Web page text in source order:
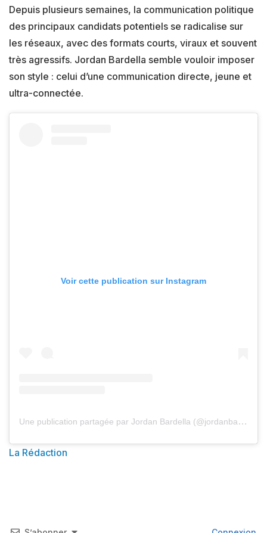
Depuis plusieurs semaines, la communication politique
des principaux candidats potentiels se radicalise sur
les réseaux, avec des formats courts, viraux et souvent
très agressifs. Jordan Bardella semble vouloir imposer
son style : celui d’une communication directe, jeune et
ultra-connectée.
Voir cette publication sur Instagram
Une publication partagée par Jordan Bardella (@jordanbardella)
La Rédaction